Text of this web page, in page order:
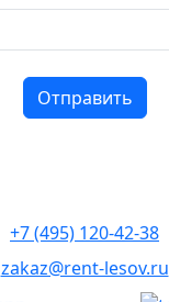
+7 (495) 120-42-38
zakaz@rent-lesov.ru